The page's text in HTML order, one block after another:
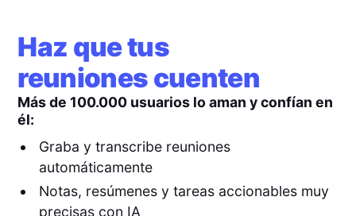
Haz que tus
reuniones cuenten
Más de 100.000 usuarios lo aman y confían en
él:
Graba y transcribe reuniones
automáticamente
Notas, resúmenes y tareas accionables muy
precisas con IA